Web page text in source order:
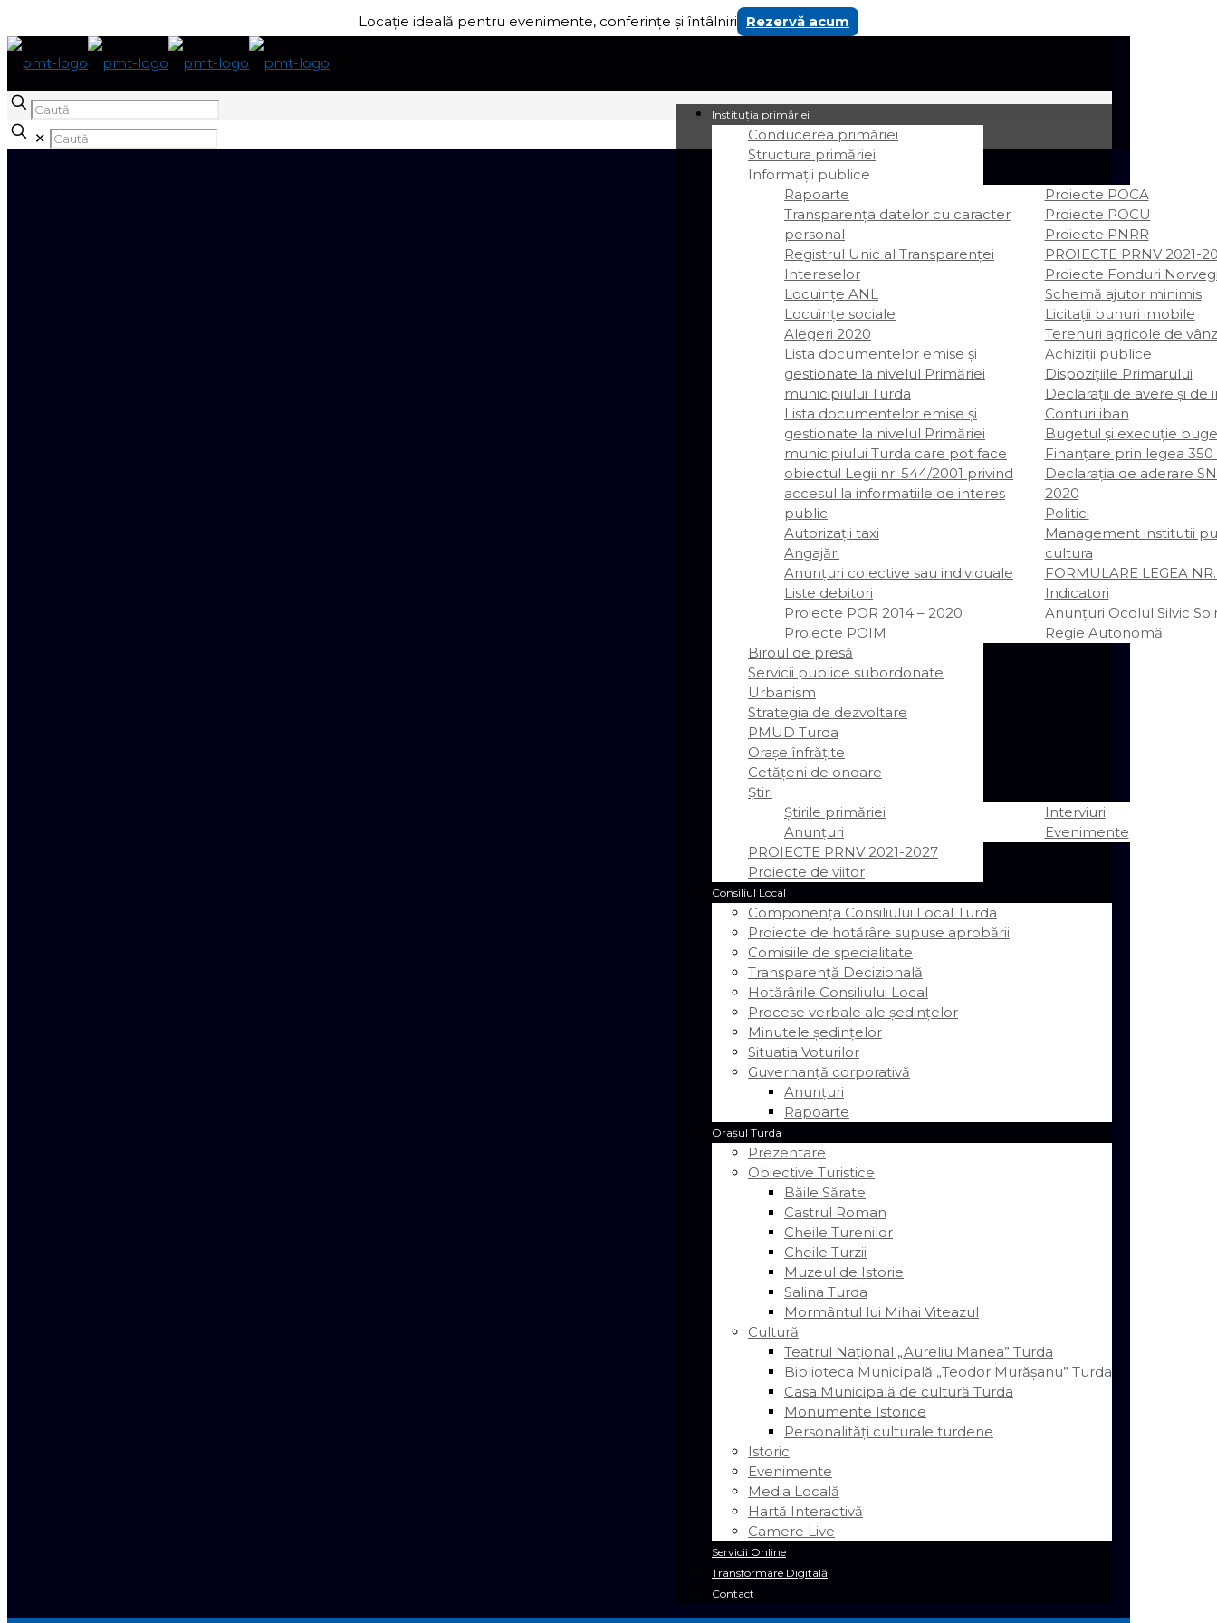
Locație ideală pentru evenimente, conferințe și întâlniri Rezervă acum
Instituția primăriei
Conducerea primăriei
Structura primăriei
Informații publice
Rapoarte
Transparența datelor cu caracter
personal
Registrul Unic al Transparenței
Intereselor
Locuințe ANL
Locuințe sociale
Alegeri 2020
Lista documentelor emise și
gestionate la nivelul Primăriei
municipiului Turda
Lista documentelor emise și
gestionate la nivelul Primăriei
municipiului Turda care pot face
obiectul Legii nr. 544/2001 privind
accesul la informatiile de interes
public
Autorizații taxi
Angajări
Anunțuri colective sau individuale
Liste debitori
Proiecte POR 2014 – 2020
Proiecte POIM
Proiecte POCA
Proiecte POCU
Proiecte PNRR
PROIECTE PRNV 2021-
Proiecte Fonduri
Schemă ajutor minimis
Licitații bunuri imobile
Terenuri agricole de
Achiziții publice
Dispozițiile Primarului
Declarații de avere şi de
Conturi iban
Bugetul şi execuţie
Finanțare prin legea 350
Declarația de aderare
2020
Politici
Management institutii
cultura
FORMULARE LEGEA
Indicatori
Anunțuri Ocolul Silvic
Regie Autonomă
Biroul de presă
Servicii publice subordonate
Urbanism
Strategia de dezvoltare
PMUD Turda
Orașe înfrățite
Cetățeni de onoare
Știri
Știrile primăriei
Anunțuri
Interviuri
Evenimente
PROIECTE PRNV 2021-2027
Proiecte de viitor
Consiliul Local
Componența Consiliului Local Turda
Proiecte de hotărâre supuse aprobării
Comisiile de specialitate
Transparență Decizională
Hotărârile Consiliului Local
Procese verbale ale ședințelor
Minutele ședințelor
Situatia Voturilor
Guvernanță corporativă
Anunțuri
Rapoarte
Orașul Turda
Prezentare
Obiective Turistice
Băile Sărate
Castrul Roman
Cheile Turenilor
Cheile Turzii
Muzeul de Istorie
Salina Turda
Mormântul lui Mihai Viteazul
Cultură
Teatrul Național „Aureliu Manea” Turda
Biblioteca Municipală „Teodor Murășanu” Turda
Casa Municipală de cultură Turda
Monumente Istorice
Personalităţi culturale turdene
Istoric
Evenimente
Media Locală
Hartă Interactivă
Camere Live
Servicii Online
Transformare Digitală
Contact
✕
Caută